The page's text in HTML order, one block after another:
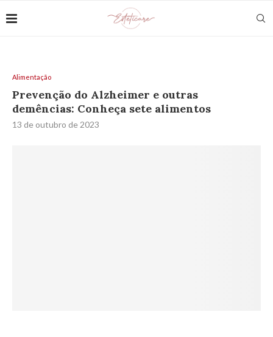
Alimentação
Prevenção do Alzheimer e outras
demências: Conheça sete alimentos
13 de outubro de 2023